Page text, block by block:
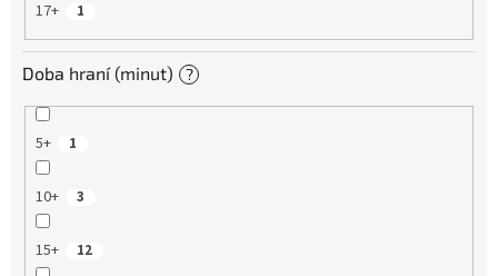
17+ 1
Doba hraní (minut) ?
5+ 1
10+ 3
15+ 12